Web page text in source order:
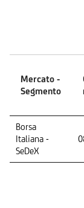
Mercato -
Segmento
Segmento
Borsa
Italiana -
SeDeX